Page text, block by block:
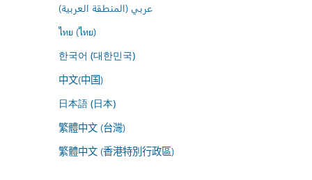
عربي (المنطقة العربية)
ไทย (ไทย)
한국어 (대한민국)
中文(中国)
日本語 (日本)
繁體中文 (台灣)
繁體中文 (香港特別行政區)